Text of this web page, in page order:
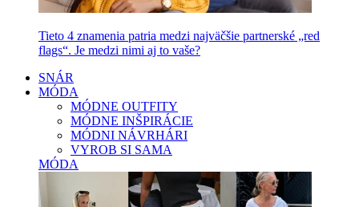
Tieto 4 znamenia patria medzi najväčšie partnerské „red
flags“. Je medzi nimi aj to vaše?
SNÁR
MÓDA
MÓDNE OUTFITY
MÓDNE INŠPIRÁCIE
MÓDNI NÁVRHÁRI
VYROB SI SAMA
MÓDA